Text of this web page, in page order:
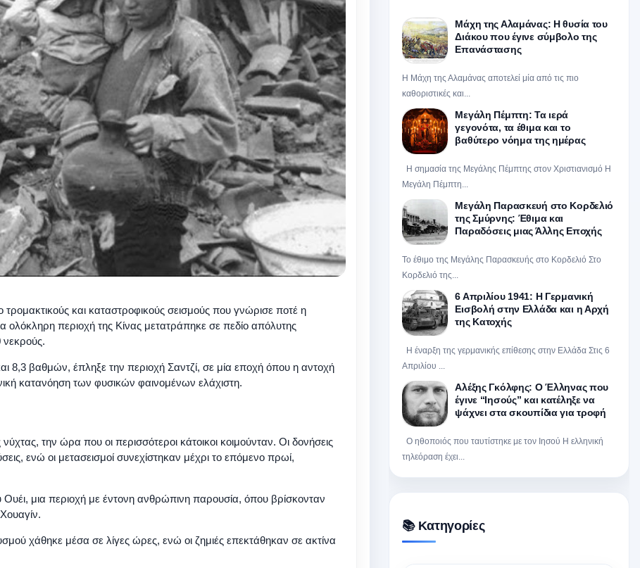
και καταστροφικούς σεισμούς που γνώρισε ποτέ η
περιοχή της Κίνας μετατράπηκε σε πεδίο απόλυτης
8,3 βαθμών, έπληξε την περιοχή Σαντζί, σε μία εποχή όπου η αντοχή
κατανόηση των φυσικών φαινομένων ελάχιστη.
την ώρα που οι περισσότεροι κάτοικοι κοιμούνταν. Οι δονήσεις
ενώ οι μετασεισμοί συνεχίστηκαν μέχρι το επόμενο πρωί,
Ουέι, μια περιοχή με έντονη ανθρώπινη παρουσία, όπου βρίσκονταν
χάθηκε μέσα σε λίγες ώρες, ενώ οι ζημιές επεκτάθηκαν σε ακτίνα
Μάχη της Αλαμάνας: Η θυσία του
Διάκου που έγινε σύμβολο της
Επανάστασης
Η Μάχη της Αλαμάνας αποτελεί μία από τις πιο
καθοριστικές και...
Μεγάλη Πέμπτη: Τα ιερά
γεγονότα, τα έθιμα και το
βαθύτερο νόημα της ημέρας
Η σημασία της Μεγάλης Πέμπτης στον Χριστιανισμό Η
Μεγάλη Πέμπτη...
Μεγάλη Παρασκευή στο Κορδελιό
της Σμύρνης: Έθιμα και
Παραδόσεις μιας Άλλης Εποχής
Το έθιμο της Μεγάλης Παρασκευής στο Κορδελιό Στο
Κορδελιό της...
6 Απριλίου 1941: Η Γερμανική
Εισβολή στην Ελλάδα και η Αρχή
της Κατοχής
Η έναρξη της γερμανικής επίθεσης στην Ελλάδα Στις 6
Απριλίου ...
Αλέξης Γκόλφης: Ο Έλληνας που
έγινε “Ιησούς” και κατέληξε να
ψάχνει στα σκουπίδια για τροφή
Ο ηθοποιός που ταυτίστηκε με τον Ιησού Η ελληνική
τηλεόραση έχει...
📚 Κατηγορίες